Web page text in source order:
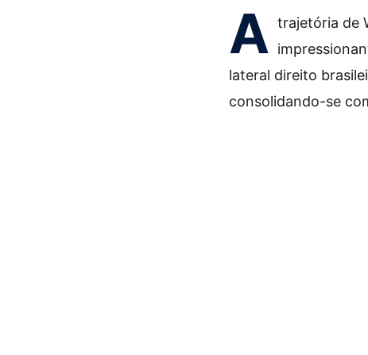
A trajetória de
lateral direito
consolidando-se